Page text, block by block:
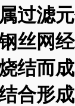
过滤
丝网经
结而
合形